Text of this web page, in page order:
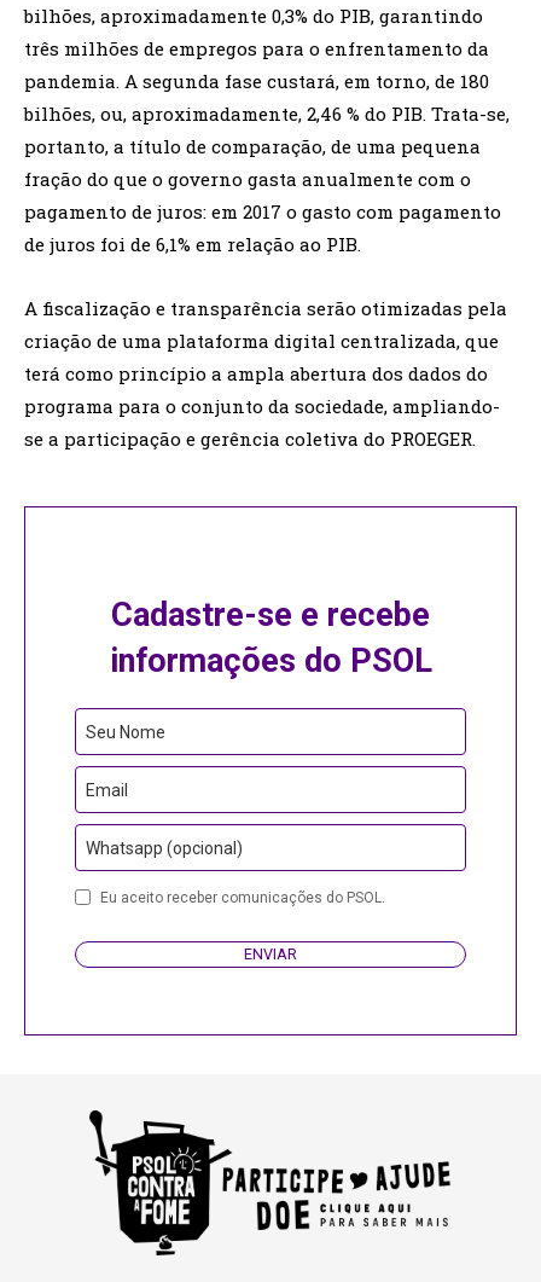
bilhões, aproximadamente 0,3% do PIB, garantindo
três milhões de empregos para o enfrentamento da
pandemia. A segunda fase custará, em torno, de 180
bilhões, ou, aproximadamente, 2,46 % do PIB. Trata-se,
portanto, a título de comparação, de uma pequena
fração do que o governo gasta anualmente com o
pagamento de juros: em 2017 o gasto com pagamento
de juros foi de 6,1% em relação ao PIB.
A fiscalização e transparência serão otimizadas pela
criação de uma plataforma digital centralizada, que
terá como princípio a ampla abertura dos dados do
programa para o conjunto da sociedade, ampliando-
se a participação e gerência coletiva do PROEGER.
Cadastre-se e recebe
informações do PSOL
Business
Email
Seu Nome
Email
Whatsapp (opcional)
Eu aceito receber comunicações do PSOL.
ENVIAR